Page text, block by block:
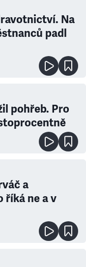
Na
padl
pohřeb. Pro
a
říká ne a v